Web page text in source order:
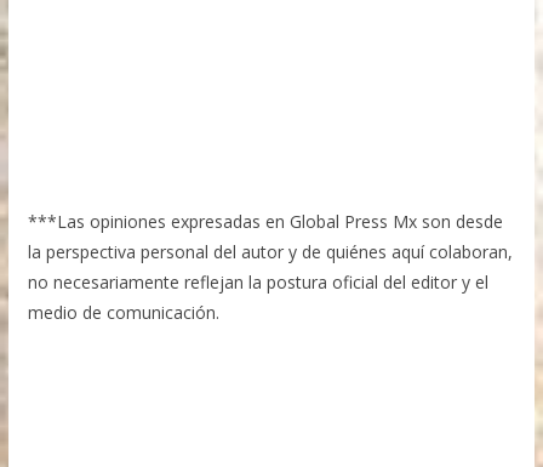
***Las opiniones expresadas en Global Press Mx son desde
la perspectiva personal del autor y de quiénes aquí colaboran,
no necesariamente reflejan la postura oficial del editor y el
medio de comunicación.